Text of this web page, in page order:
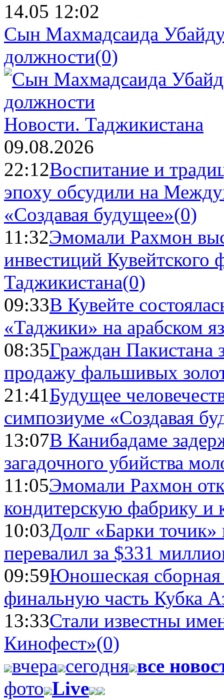
14.05 12:02
Сын Махмадсаида
должности(0)
Новости. Таджикистана
09.08.2026
22:12Воспитание и
эпоху обсудили на
«Создавая будущее»(0)
11:32Эмомали Рахмон
инвестиций Кувейтского
Таджикистана(0)
09:33В Кувейте
«Таджики» на арабском
08:35Граждан Пакистана
продажу фальшивых
21:41Будущее
симпозиуме «Создавая
13:07В Канибадаме
загадочного убийства
11:05Эмомали Рахмон
кондитерскую фабрику и
10:03Долг «Барки
перевалил за $331
09:59Юношеская
финальную часть Кубка
13:33Стали известны
Кинофест»(0)
вчера сегодня все
фото Live